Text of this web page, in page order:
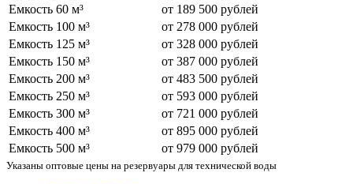
Емкость 60 м³
от 189 500 рублей
Емкость 100 м³
от 278 000 рублей
Емкость 125 м³
от 328 000 рублей
Емкость 150 м³
от 387 000 рублей
Емкость 200 м³
от 483 500 рублей
Емкость 250 м³
от 593 000 рублей
Емкость 300 м³
от 721 000 рублей
Емкость 400 м³
от 895 000 рублей
Емкость 500 м³
от 979 000 рублей
Указаны оптовые цены на резервуары для технической воды